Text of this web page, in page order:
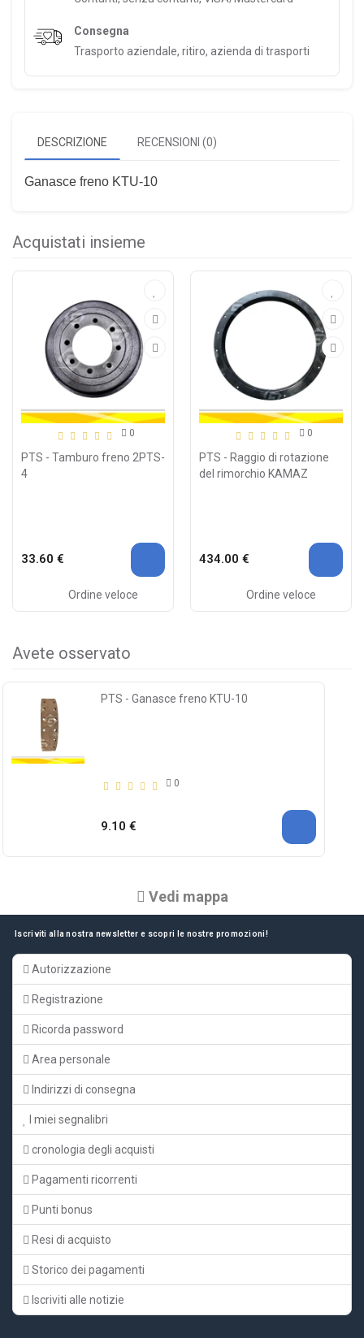
Consegna
Trasporto aziendale, ritiro, azienda di trasporti
DESCRIZIONE RECENSIONI (0)
Ganasce freno KTU-10
Acquistati insieme
0
PTS - Tamburo freno 2PTS-
4
33.60 €
Ordine veloce
0
PTS - Raggio di rotazione
del rimorchio KAMAZ
434.00 €
Ordine veloce
Avete osservato
PTS - Ganasce freno KTU-10
0
9.10 €
Vedi mappa
Iscriviti alla nostra newsletter e scopri le nostre promozioni!
Autorizzazione
Registrazione
Ricorda password
Area personale
Indirizzi di consegna
I miei segnalibri
cronologia degli acquisti
Pagamenti ricorrenti
Punti bonus
Resi di acquisto
Storico dei pagamenti
Iscriviti alle notizie